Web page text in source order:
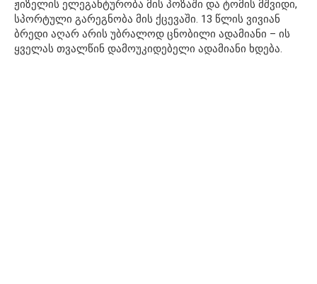
ჟიზელის ელეგანტურობა მის პოზაში და ტომის მშვიდი,
სპორტული გარეგნობა მის ქცევაში. 13 წლის ვივიან
ბრედი აღარ არის უბრალოდ ცნობილი ადამიანი – ის
ყველას თვალწინ დამოუკიდებელი ადამიანი ხდება.